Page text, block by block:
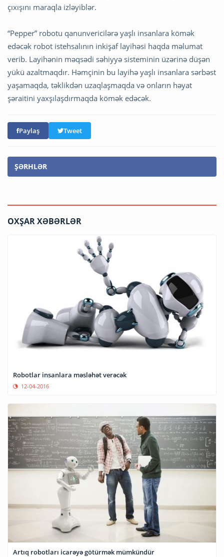
çıxışını maraqla izləyiblər.
“Pepper” robotu qanunvericilərə yaşlı insanlara kömək
edəcək robot istehsalının inkişaf layihəsi haqda məlumat
verib. Layihənin məqsədi səhiyyə sisteminin üzərinə düşən
yükü azaltmaqdır. Həmçinin bu layihə yaşlı insanlara sərbəst
yaşamaqda, təklikdən uzaqlaşmaqda və onların həyat
şəraitini yaxşılaşdırmaqda kömək edəcək.
Paylaş Tweet
ŞƏRHLƏR
OXŞAR XƏBƏRLƏR
Robotlar insanlara məsləhət verəcək
12-04-2016
Artıq robotları icarəyə götürmək mümkündür